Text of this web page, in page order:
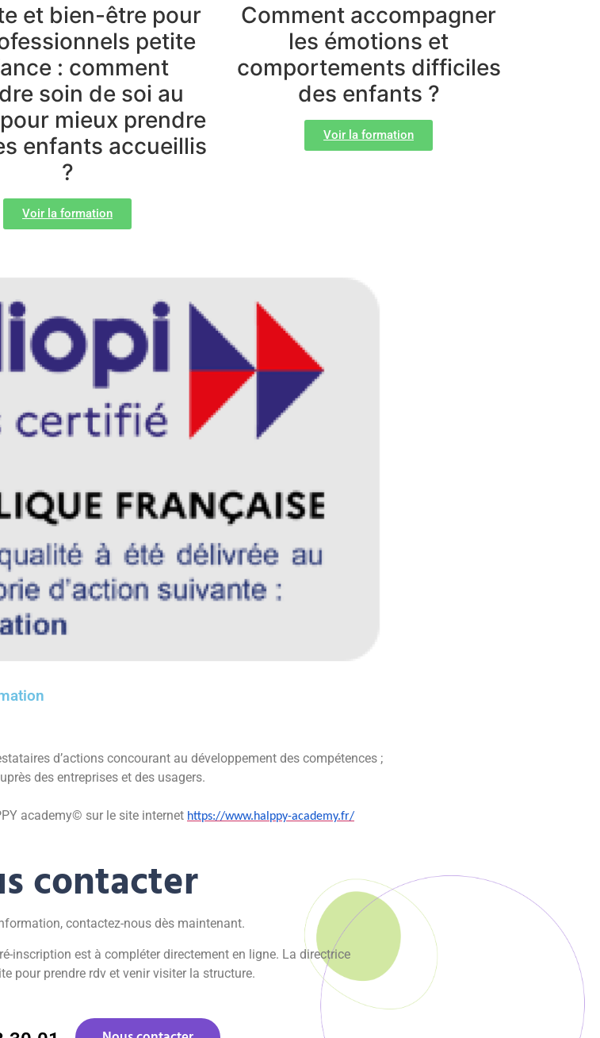
et bien-être pour
petite
: comment
soin de soi au
mieux prendre
enfants accueillis
?
Voir la formation
Comment accompagner
les émotions et
comportements difficiles
des enfants ?
Voir la formation
d’actions concourant au développement des compétences ;
des entreprises et des usagers.
academy© sur le site internet https://www.halppy-academy.fr/
contacter
contactez-nous dès maintenant.
inscription est à compléter directement en ligne. La directrice
pour prendre rdv et venir visiter la structure.